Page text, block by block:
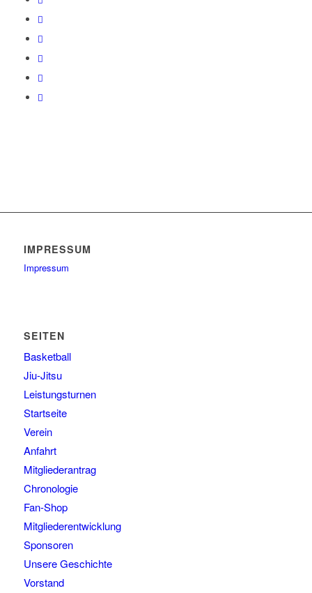
IMPRESSUM
Impressum
SEITEN
Basketball
Jiu-Jitsu
Leistungsturnen
Startseite
Verein
Anfahrt
Mitgliederantrag
Chronologie
Fan-Shop
Mitgliederentwicklung
Sponsoren
Unsere Geschichte
Vorstand